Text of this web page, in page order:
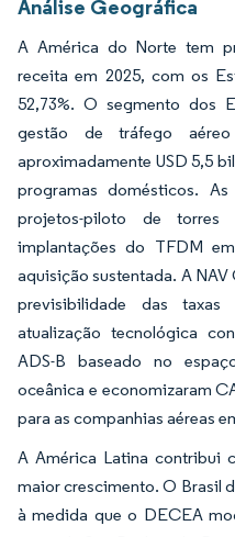
Análise Geográfica
A América do Norte tem
receita em 2025, com os
52,73%. O segmento dos
gestão de tráfego
aproximadamente USD 5,5
programas domésticos.
projetos-piloto de
implantações do TFDM
aquisição sustentada. A
previsibilidade das
atualização tecnológica
ADS-B baseado no
oceânica e economizaram
para as companhias aéreas
A América Latina contribui
maior crescimento. O Brasil
à medida que o DECEA